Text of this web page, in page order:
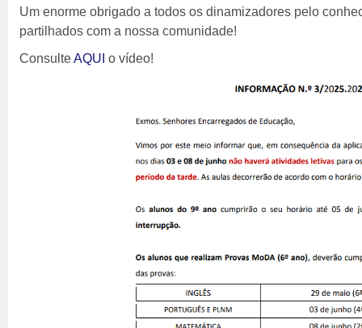
Um enorme obrigado a todos os dinamizadores pelo
partilhados com a nossa comunidade!
ConsulteAQUI o vídeo!